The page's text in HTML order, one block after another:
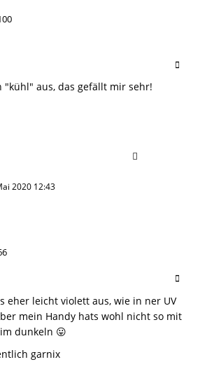
"kühl" aus, das gefällt mir sehr!
2020 12:43
eher leicht violett aus, wie in ner UV
mein Handy hats wohl nicht so mit
dunkeln 😛
garnix